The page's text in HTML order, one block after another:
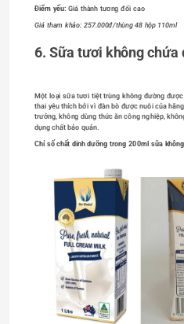
Điểm yếu: Giá thành tương đối cao
Giá tham khảo: 257.000đ/thùng 48 hộp 110ml
6. Sữa tươi không chứa
Một loại sữa tươi tiệt trùng không đường
thai yêu thích bởi vì đàn bò được nuôi của
trưởng, không dùng thức ăn công nghiệp,
dụng chất bảo quản.
Chỉ số chất dinh dưỡng trong 200ml sữa